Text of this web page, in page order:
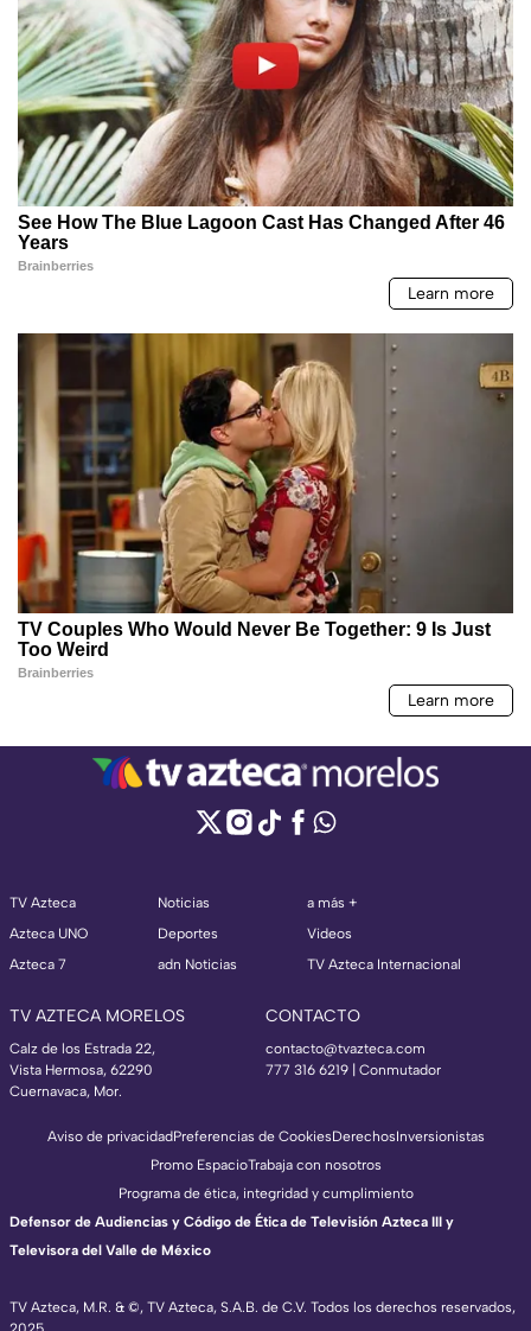
TV Azteca
Azteca UNO
Azteca 7
Noticias
Deportes
adn Noticias
a más +
Videos
TV Azteca Internacional
TV AZTECA MORELOS
Calz de los Estrada 22,
Vista Hermosa, 62290
Cuernavaca, Mor.
CONTACTO
contacto@tvazteca.com
777 316 6219 | Conmutador
TV Azteca, M.R. & ©, TV Azteca, S.A.B. de C.V. Todos los derechos reservados,
Aviso de privacidadPreferencias de CookiesDerechosInversionistas
Promo EspacioTrabaja con nosotros
Programa de ética, integridad y cumplimiento
Defensor de Audiencias y Código de Ética de Televisión Azteca III y
Televisora del Valle de México